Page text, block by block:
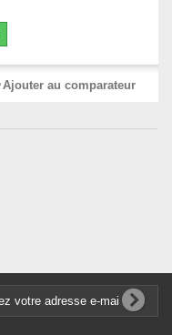
Ajouter au comparateur